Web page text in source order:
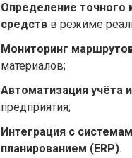
Определение точного
средств в режиме
Мониторинг
материалов;
Автоматизация учёта
предприятия;
Интеграция с
планированием (ERP).